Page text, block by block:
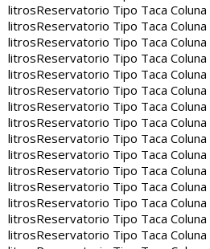
litrosReservatorio Tipo Taca
litrosReservatorio Tipo Taca
litrosReservatorio Tipo Taca
litrosReservatorio Tipo Taca
litrosReservatorio Tipo Taca
litrosReservatorio Tipo Taca
litrosReservatorio Tipo Taca
litrosReservatorio Tipo Taca
litrosReservatorio Tipo Taca
litrosReservatorio Tipo Taca
litrosReservatorio Tipo Taca
litrosReservatorio Tipo Taca
litrosReservatorio Tipo Taca
litrosReservatorio Tipo Taca
litrosReservatorio Tipo Taca